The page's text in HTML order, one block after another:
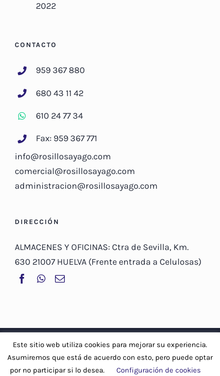
2022
CONTACTO
959 367 880
680 43 11 42
610 24 77 34
Fax: 959 367 771
info@rosillosayago.com
comercial@rosillosayago.com
administracion@rosillosayago.com
DIRECCIÓN
ALMACENES Y OFICINAS: Ctra de Sevilla, Km.
630 21007 HUELVA (Frente entrada a Celulosas)
© Copyright 2019 -2026 | Rosillo Sayago, S.A |Aviso Legal y
Política de privacidad
- Política de cookies
FacebookWhatsApp
Correo
Este sitio web utiliza cookies para mejorar su experiencia.
Asumiremos que está de acuerdo con esto, pero puede optar
por no participar si lo desea.
Configuración de cookies